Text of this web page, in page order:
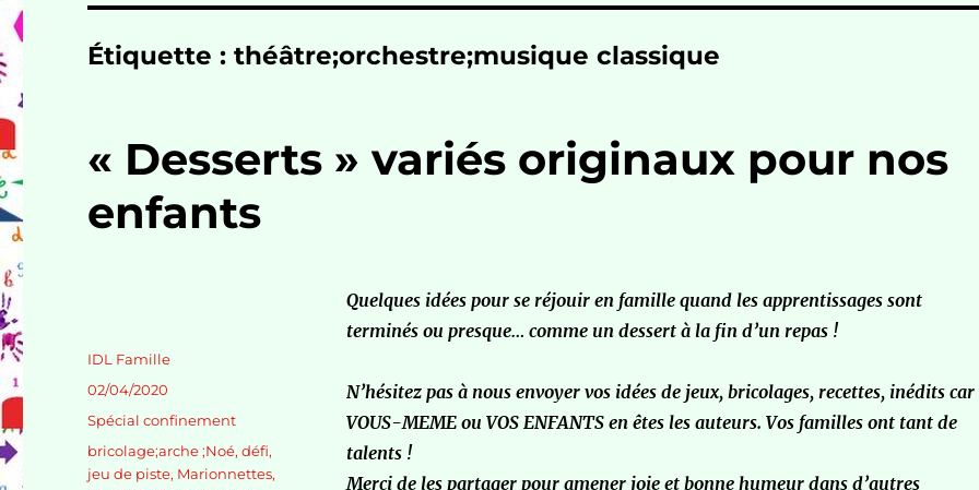
Étiquette :théâtre;orchestre;musique classique
« Desserts » variés originaux pour nos
enfants
Quelques idées pour se réjouir en famille quand les apprentissages sont
terminés ou presque… comme un dessert à la fin d’un repas !
N’hésitez pas à nous envoyer vos idées de jeux, bricolages, recettes, inédits car
VOUS-MEME ou VOS ENFANTS en êtes les auteurs. Vos familles ont tant de
talents !
Merci de les partager pour amener joie et bonne humeur dans d’autres
Auteur
IDL Famille
Publié
le
02/04/2020
Catégories
Spécial confinement
Étiquettes
bricolage;arche ;Noé,défi,
jeu de piste, Marionnettes,